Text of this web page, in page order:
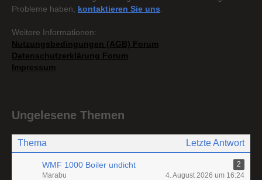
Probleme haben, kontaktieren Sie uns
Weitere Informationen:
Nutzungsbedingungen (AGB) Forum
Datenschutzerklärung Forum
Impressum
Ungelesene Themen
Thema Letzte Antwort
WMF 1000 Boiler undicht
2
Marabu
4. August 2026 um 16:24